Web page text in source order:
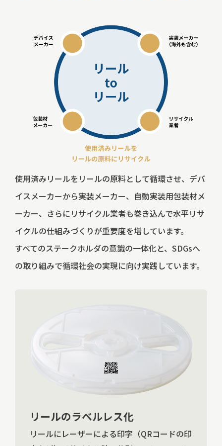
使用済みリールをリールの原料として循環させ、デバ
イスメーカーから実装メーカー、自動実装用包装材メ
ーカー、さらにリサイクル業者も巻き込んで水平リサ
イクルの仕組みづくりが重要度を増しています。
すべてのステークホルダの意識の一体化と、SDGsへ
の取り組みで循環社会の実現に向け実践しています。
リールのラベルレス化
リールにレーザーによる印字（QRコードの印